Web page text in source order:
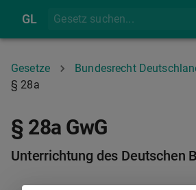
GL
Gesetze Bundesrecht
§ 28a
§ 28a GwG
Unterrichtung des Deutschen